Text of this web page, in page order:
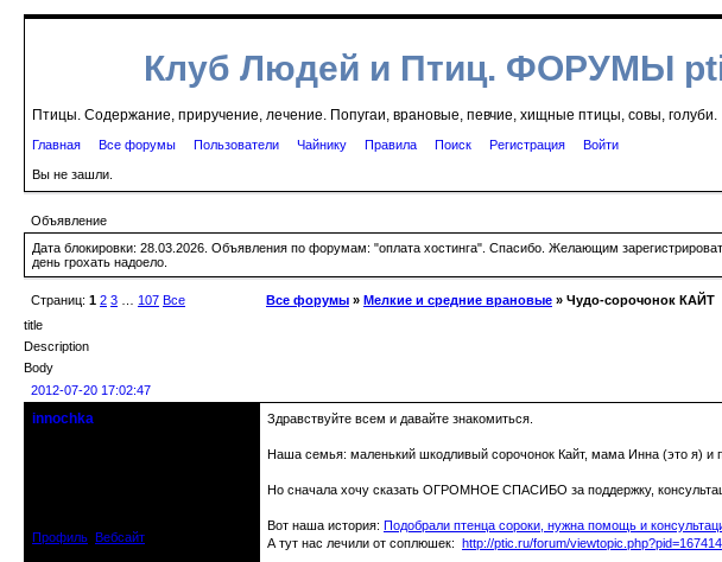
Клуб Людей и Птиц. ФОРУМЫ
Птицы. Содержание, приручение, лечение. Попугаи, врановые, певчие, хищные птицы, совы, голуби.
Главная Все форумы Пользователи Чайнику Правила Поиск Регистрация Войти
Вы не зашли.
Объявление
Дата блокировки: 28.03.2026. Объявления по форумам: "оплата хостинга". Спасибо. Желающим
день грохать надоело.
Страниц: 1 2 3 107 Все Все форумы » Мелкие и средние врановые » Чудо-сорочонок КАЙТ
title
Description
Body
2012-07-20 17:02:47
innochka
Профиль Вебсайт
Здравствуйте всем и давайте знакомиться.
Наша семья: маленький шкодливый сорочонок Кайт, мама Инна (это я) и
Но сначала хочу сказать ОГРОМНОЕ СПАСИБО за поддержку,
Вот наша история: Подобрали птенца сороки, нужна помощь и
А тут нас лечили от соплюшек: http://ptic.ru/forum/viewtopic.php?pid=167414